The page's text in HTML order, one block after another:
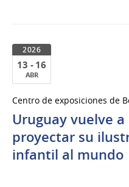
2026
13 - 16
ABR
al
16
de
Abr
del
Centro de exposiciones de
Uruguay vuelve
proyectar su
infantil al mundo